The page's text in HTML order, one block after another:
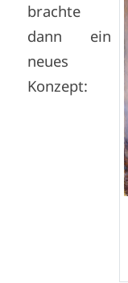
brachte
dann ein
neues
Konzept: